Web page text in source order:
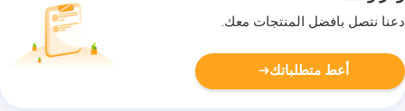
دعنا نتصل بأفضل المنتجات معك.
أعط متطلباتك